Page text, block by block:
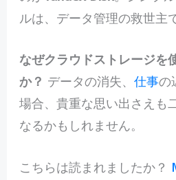
ルは、データ管理の救世主
なぜクラウドストレージを
か？ データの消失、 仕事の
場合、貴重な思い出さえも
なるかもしれません。
こちらは読まれましたか？